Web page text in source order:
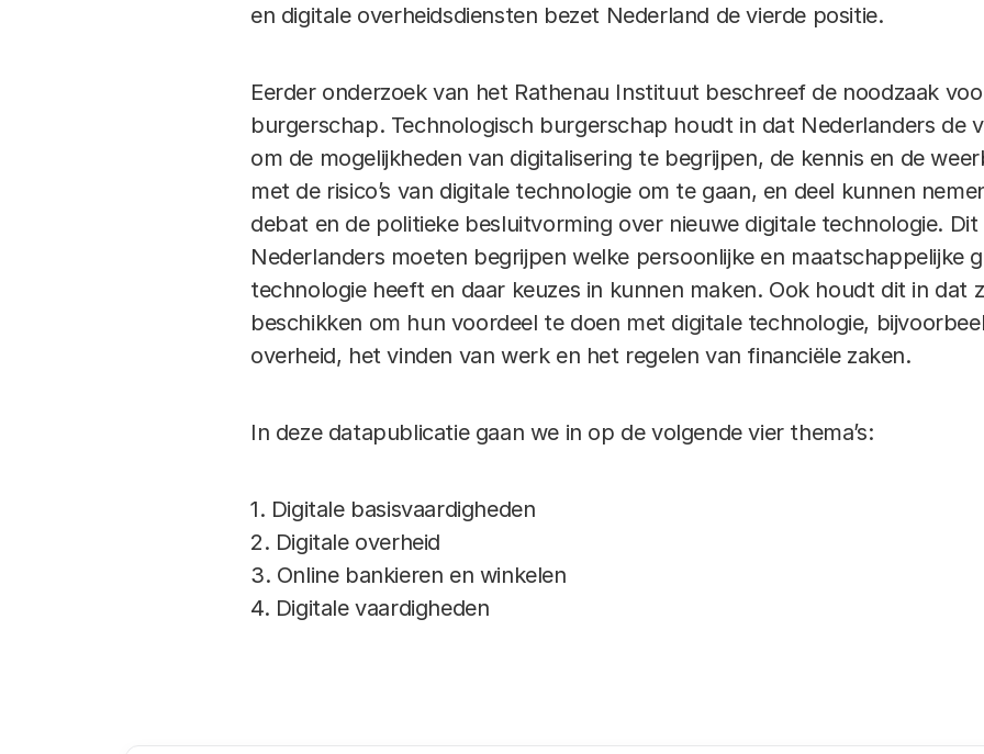
en digitale overheidsdiensten bezet Nederland de vierde positie.
Eerder onderzoek van het Rathenau Instituut beschreef de noodzaak
burgerschap. Technologisch burgerschap houdt in dat Nederlanders de
om de mogelijkheden van digitalisering te begrijpen, de kennis en de
met de risico’s van digitale technologie om te gaan, en deel kunnen
debat en de politieke besluitvorming over nieuwe digitale technologie.
Nederlanders moeten begrijpen welke persoonlijke en maatschappelijke
technologie heeft en daar keuzes in kunnen maken. Ook houdt dit in dat
beschikken om hun voordeel te doen met digitale technologie,
overheid, het vinden van werk en het regelen van financiële zaken.
In deze datapublicatie gaan we in op de volgende vier thema’s:
1. Digitale basisvaardigheden
2. Digitale overheid
3. Online bankieren en winkelen
4. Digitale vaardigheden